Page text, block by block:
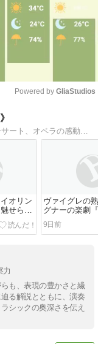
Powered by GliaStudios
オリン
せられ
ット シ
重奏曲
》をパー
ズ（小
ヴァイグレの
グナーの楽劇
ルクのマイス
ー』～オーケ
リビュートは
ザ川崎シンフ
2026.7.31
9日前
力
も、表現の豊かさと繊
る解説とともに、演奏
シックの奥深さを伝え